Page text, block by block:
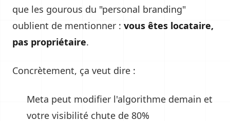
que les gourous du "personal branding"
oublient de mentionner : vous êtes locataire,
pas propriétaire.
Concrètement, ça veut dire :
Meta peut modifier l'algorithme demain et
votre visibilité chute de 80%